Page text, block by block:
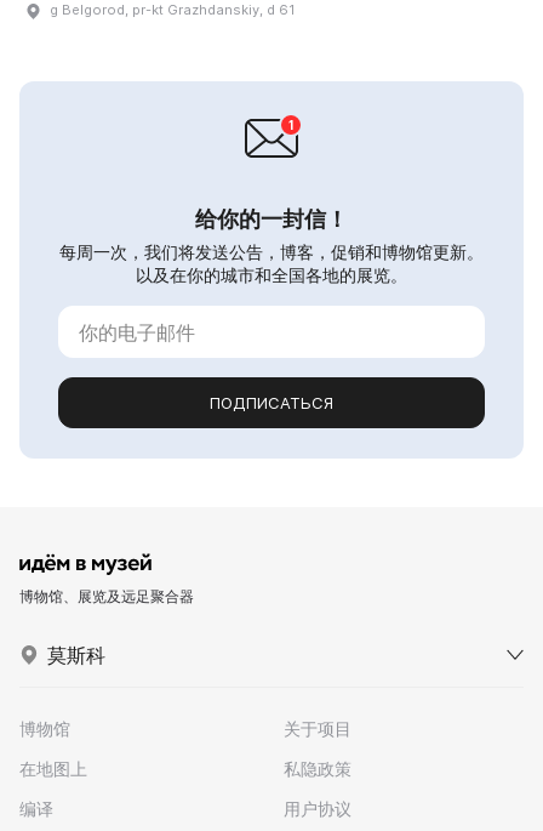
g Belgorod, pr-kt Grazhdanskiy, d 61
给你的一封信！
每周一次，我们将发送公告，博客，促销和博物馆更新。
以及在你的城市和全国各地的展览。
ПОДПИСАТЬСЯ
博物馆、展览及远足聚合器
莫斯科
博物馆
在地图上
编译
关于项目
私隐政策
用户协议